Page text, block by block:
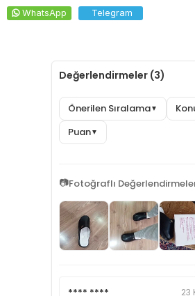
WhatsApp Telegram
Değerlendirmeler (3)
Önerilen Sıralama▼
Puan▼
📷Fotoğraflı
**** **** 23